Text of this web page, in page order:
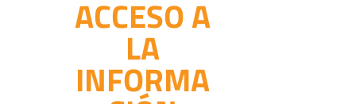
ACCESO A
LA
INFORMA